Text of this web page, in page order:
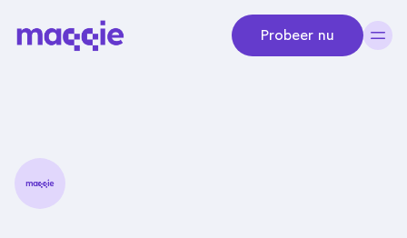
Probeer nu